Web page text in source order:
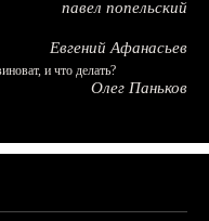
павел попельский
Евгений Афанасьев
и что делать?
Олег Паньков